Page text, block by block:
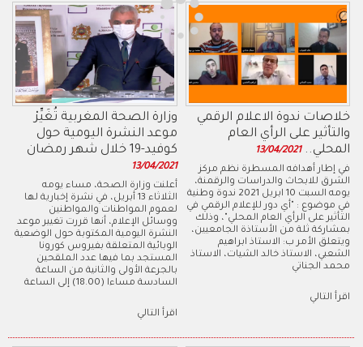
وزارة الصحة المغربية تُغَيِّرْ
موعد النشرة اليومية حول
كوفيد-19 خلال شهر رمضان
13/04/2021
أعلنت وزارة الصحة، مساء يومه
الثلاثاء 13 أبريل، في نشرة إخبارية لها
لعموم المواطنات والمواطنين
ووسائل الإعلام، أنها قررت تغيير موعد
النشرة اليومية المكتوبة حول الوضعية
الوبائية المتعلقة بفيروس كورونا
المستجد بما فيها عدد الملقحين
بالجرعة الأولى والثانية من الساعة
السادسة مساءا (18.00) إلى الساعة
اقرأ التالي
خلاصات ندوة الاعلام الرقمي
والتأثير على الرأي العام
المحلي.. 13/04/2021
في إطار أهدافه المسطرة نظم مركز
الشرق للابحاث والدراسات والرقمنة،
يومه السبت 10 ابريل 2021 ندوة وطنية
في موضوع : "أي دور للإعلام الرقمي في
التأثير على الرأي العام المحلي"، وذلك
بمشاركة ثلة من الأستاذة الجامعيين،
ويتعلق الأمر ب: الاستاذ ابراهيم
الشعبي، الاستاذ خالد الشيات، الاستاذ
محمد الجناتي
اقرأ التالي